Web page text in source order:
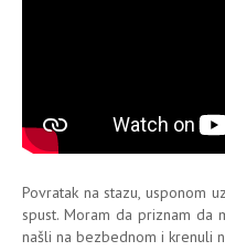
Povratak na stazu, usponom
spust. Moram da priznam da
našli na bezbednom i krenuli